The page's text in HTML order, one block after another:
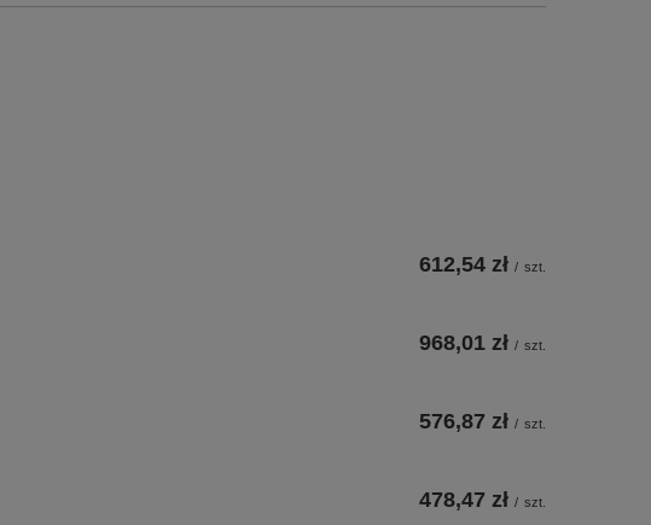
612,54 zł / szt.
968,01 zł / szt.
576,87 zł / szt.
478,47 zł / szt.